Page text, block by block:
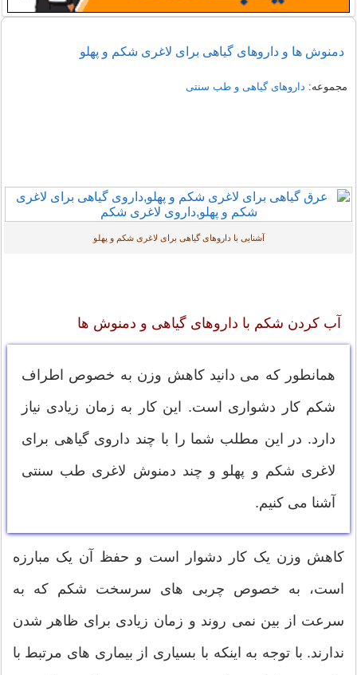
دمنوش ها و داروهای گیاهی برای لاغری شکم و پهلو
مجموعه: داروهای گیاهی و طب سنتی
آشنایی با داروهای گیاهی برای لاغری شکم و پهلو
آب کردن شکم با داروهای گیاهی و دمنوش ها
همانطور که می دانید کاهش وزن به خصوص اطراف
شکم کار دشواری است. این کار به زمان زیادی نیاز
دارد. در این مطلب شما را با چند داروی گیاهی برای
لاغری شکم و پهلو و چند دمنوش لاغری طب سنتی
آشنا می کنیم.
کاهش وزن یک کار دشوار است و حفظ آن یک مبارزه
است، به خصوص چربی های سرسخت شکم که به
سرعت از بین نمی روند و زمان زیادی برای ظاهر شدن
ندارند. با توجه به اینکه با بسیاری از بیماری های مرتبط با